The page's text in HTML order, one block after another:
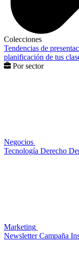
Colecciones
Tendencias de
planificación de tus
Por sector
Negocios
Tecnología Derecho
Marketing
Newsletter Campaña